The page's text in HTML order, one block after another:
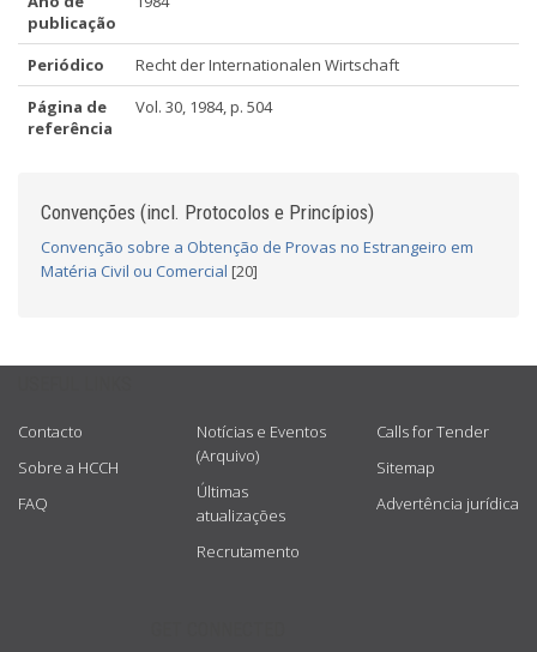
publicação
Periódico
Recht der Internationalen Wirtschaft
Página de
referência
Vol. 30, 1984, p. 504
Convenções (incl. Protocolos e Princípios)
Convenção sobre a Obtenção de Provas no Estrangeiro em
Matéria Civil ou Comercial [20]
Contacto
Sobre a HCCH
FAQ
Notícias e Eventos
(Arquivo)
Últimas
atualizações
Recrutamento
Calls for Tender
Sitemap
Advertência jurídica